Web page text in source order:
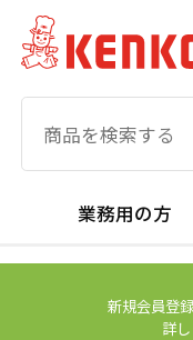
業務用の方
新規会員登
詳